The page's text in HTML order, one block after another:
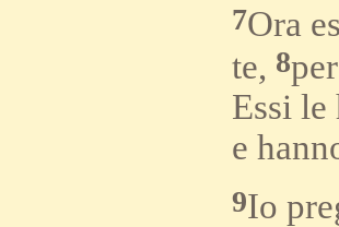
7Ora
te, 8
Essi le
e
9Io